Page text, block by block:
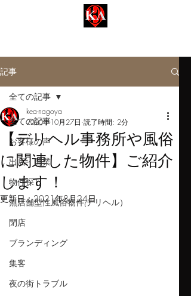
記事
全ての記事
お客様の声
出店・開業
物件探し
無店舗型性風俗物件₍デリヘル）
閉店
ブランディング
集客
夜の街トラブル
全ての記事
【デリヘル事務所や風俗
に関連した物件】ご紹介
します！
kea-nagoya
2020年10月27日 読了時間: 2分
更新日：2021年8月24日